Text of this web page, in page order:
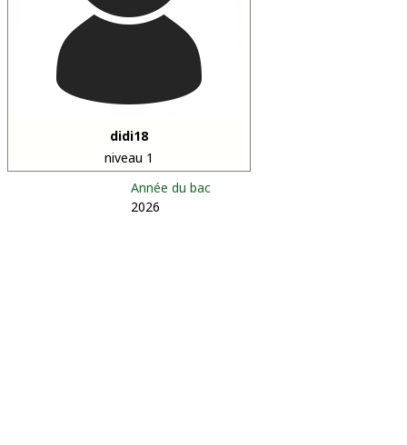
didi18
niveau 1
Année du bac
2026